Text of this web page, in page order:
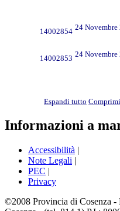
14002854 24 Novembre
14002853 24 Novembre
Espandi tutto
Informazioni a
Accessibilità |
Note Legali |
PEC |
Privacy
©2008 Provincia di Cosenza